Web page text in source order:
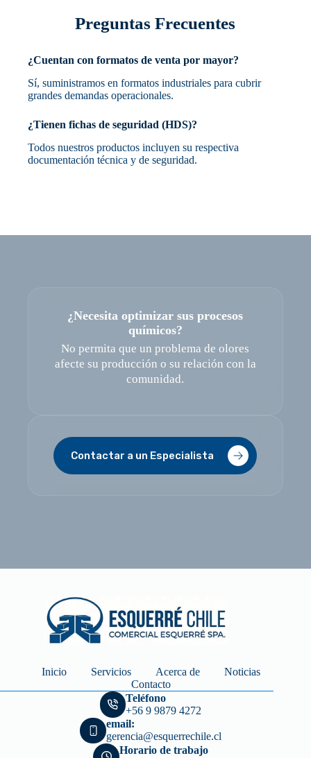
Preguntas Frecuentes
¿Cuentan con formatos de venta por mayor?
Sí, suministramos en formatos industriales para cubrir
grandes demandas operacionales.
¿Tienen fichas de seguridad (HDS)?
Todos nuestros productos incluyen su respectiva
documentación técnica y de seguridad.
¿Necesita optimizar sus procesos
químicos?
No permita que un problema de olores
afecte su producción o su relación con la
comunidad.
Contactar a un Especialista
Inicio Servicios Acerca de
Noticias
Contacto
Teléfono
+56 9 9879 4272
email:
gerencia@esquerrechile.cl
Horario de trabajo